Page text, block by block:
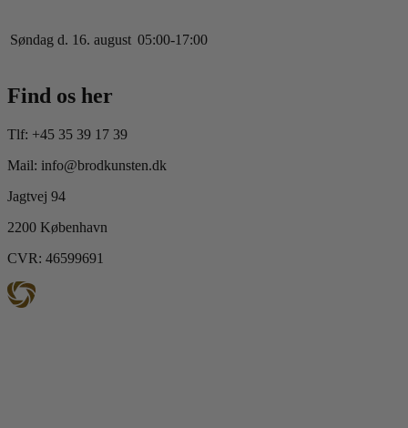
Søndag d. 16. august 05:00-17:00
Find os her
Tlf: +45 35 39 17 39
Mail: info@brodkunsten.dk
Jagtvej 94
2200 København
CVR: 46599691